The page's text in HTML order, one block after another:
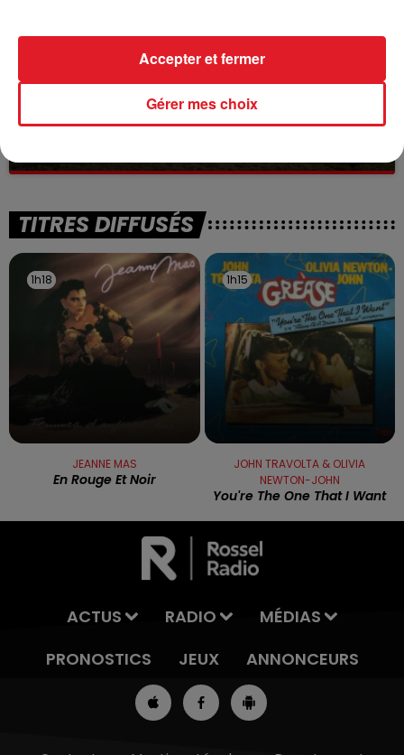
WINGLES: UN JEUNE PERD LA VIE, NOYÉ À
La victime a coulé à pic
TITRES DIFFUSÉS
1h18
1h18
JEANNE MAS
En Rouge Et Noir
1h15
1h15
JOHN TRAVOLTA & OLIVIA
NEWTON-JOHN
You're The One That I Want
ACTUS RADIO
MÉDIAS
PRONOSTICS
JEUX ANNONCEURS
Gérer mes choix
Accepter et fermer